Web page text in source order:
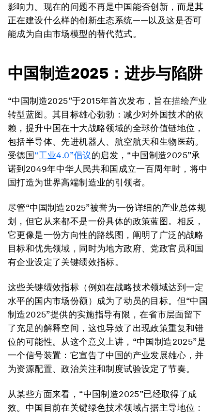
影响力。现在的问题不再是中国能否创新，而是其
正在建设什么样的创新生态系统——以及这是否可
能成为自由市场模型的替代范式。
中国制造2025：进步与陷阱
“中国制造2025”于2015年首次发布，旨在描绘产业
转型蓝图。其目标雄心勃勃：减少对外国技术的依
赖，提升中国在十大战略领域的全球价值链地位，
包括半导体、先进机器人、航空航天和生物医药。
受德国“工业4.0”倡议的启发， “中国制造2025”承
诺到2049年中华人民共和国成立一百周年时，将中
国打造为世界高端制造业的引领者。
尽管“中国制造2025”被誉为一份详细的产业总体规
划，但它从来都不是一份具体的政策蓝图。相反，
它更像是一份方向性的路线图，阐明了广泛的战略
目标和优先领域，同时为地方政府、党政官员和国
有企业设定了关键绩效指标。
这些关键绩效指标（例如在战略技术领域达到一定
水平的国内市场份额）成为了动员的目标。但“中国
制造2025”提供的实施指导有限，在省市层面留下
了充足的解释空间，这也导致了出现政策重复和错
位的可能性。从这个意义上讲， “中国制造2025”是
一个信号装置：它宣告了中国的产业发展雄心，并
为资源配置、政治关注和制度试验设定了节奏。
从某些方面来看， “中国制造2025”已经取得了成
效。中国目前在关键绿色技术领域占据主导地位：